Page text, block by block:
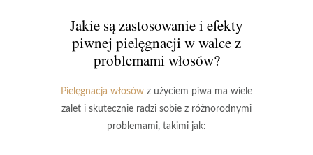
Jakie są zastosowanie i efekty
piwnej pielęgnacji w walce z
problemami włosów?
Pielęgnacja włosów z użyciem piwa ma wiele
zalet i skutecznie radzi sobie z różnorodnymi
problemami, takimi jak: